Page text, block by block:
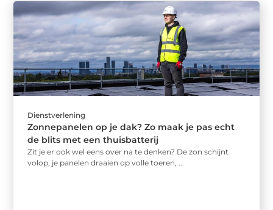
Dienstverlening
Zonnepanelen op je dak? Zo maak je pas echt
de blits met een thuisbatterij
Zit je er ook wel eens over na te denken? De zon schijnt
volop, je panelen draaien op volle toeren, ...